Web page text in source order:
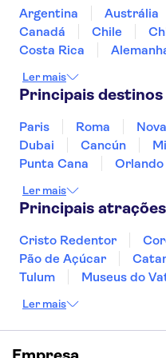
Porto de Hamburgo
Elbphilharmonie
Reeperbahn
Argentina Austrália
Canadá
Chile
Costa Rica
Panamá
Peru
Ler mais
Principais destinos
Paris Roma
Dubai
Cancún
Punta Cana
Orlando
Mendoza
Salvador
Curitiba
Recife
Ler mais
Principais atrações
Cristo Redentor
Pão de Açúcar
Tulum
Museus do
Capela Sistina
Sagrada Família
Empire State Building
Ler mais